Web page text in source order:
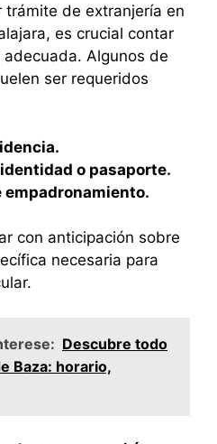
trámite de extranjería en
es crucial contar
Algunos de
ser requeridos
o pasaporte.
con anticipación sobre
necesaria para
Descubre todo
Baza: horario,